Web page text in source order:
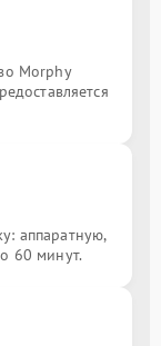
Morphy
аппаратную,
60 минут.